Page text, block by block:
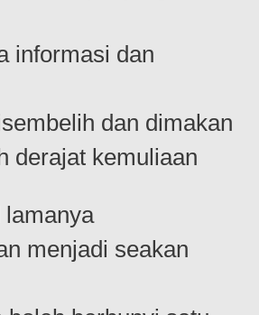
informasi dan
dan dimakan
derajat kemuliaan
lamanya
menjadi seakan